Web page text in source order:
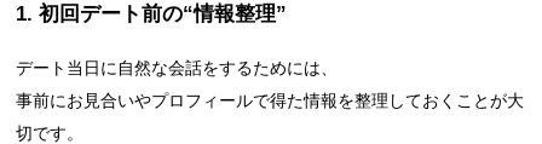
1. 初回デート前の“情報整理”
デート当日に自然な会話をするためには、
事前にお見合いやプロフィールで得た情報を整理しておくことが大
切です。